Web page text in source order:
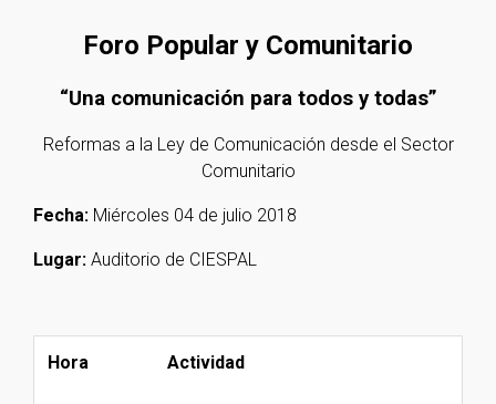
Foro Popular y Comunitario
“Una comunicación para todos y todas”
Reformas a la Ley de Comunicación desde el Sector
Comunitario
Fecha: Miércoles 04 de julio 2018
Lugar: Auditorio de CIESPAL
Hora Actividad